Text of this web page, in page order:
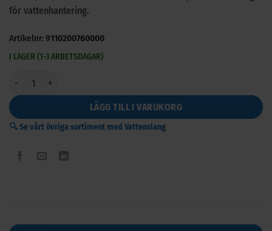
för vattenhantering.
Artikelnr:9110200760000
I LAGER (1-3 ARBETSDAGAR)
LÄGG TILL I VARUKORG
🔍 Se vårt övriga sortiment med Vattenslang